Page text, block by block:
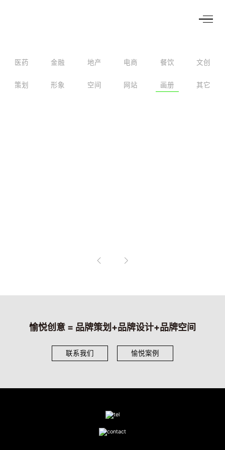
医药 金融 地产 电商 餐饮 文创
策划 形象 空间 网站 画册 其它
愉悦创意 = 品牌策划+品牌设计+品牌空间
联系我们 愉悦案例